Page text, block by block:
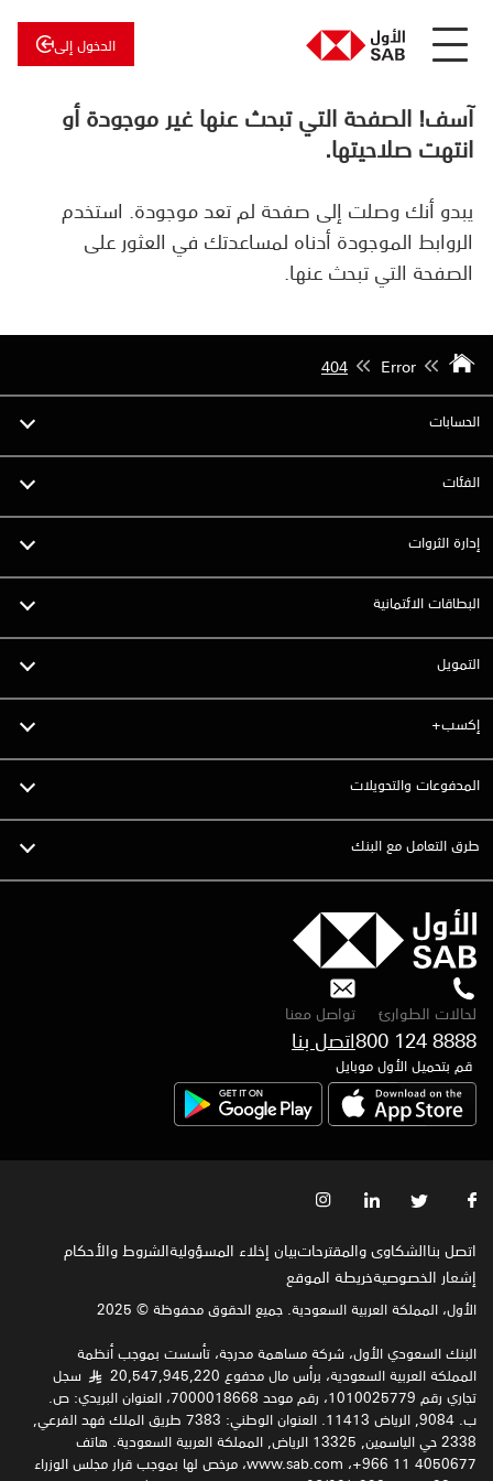
الدخول إلى
عن
الأول
الأول
للاستثمار
آسف! الصفحة التي تبحث عنها غير موجودة أو
انتهت صلاحيتها.
يبدو أنك وصلت إلى صفحة لم تعد موجودة. استخدم
الروابط الموجودة أدناه لمساعدتك في العثور على
الصفحة التي تبحث عنها.
Error
404
الحسابات
الفئات
إدارة الثروات
البطاقات الائتمانية
التمويل
إكسب+
المدفوعات والتحويلات
طرق التعامل مع البنك
لحالات الطوارئ
800 124 8888
تواصل معنا
اتصل بنا
قم بتحميل الأول موبايل
اتصل بناالشكاوى والمقترحاتبيان إخلاء المسؤوليةالشروط والأحكام
إشعار الخصوصية‍خريطة الموقع
الأول، المملكة العربية السعودية. جميع الحقوق محفوظة © 2025
البنك السعودي الأول، شركة مساهمة مدرجة، تأسست بموجب أنظمة
المملكة العربية السعودية، برأس مال مدفوع 20,547,945,220
§
سجل
تجاري رقم 1010025779، رقم موحد 7000018668، العنوان البريدي: ص.
ب. 9084, الرياض 11413. العنوان الوطني: 7383 طريق الملك فهد الفرعي,
2338 حي الياسمين, 13325 الرياض, المملكة العربية السعودية. هاتف
4050677 11 966+، www.sab.com، مرخص لها بموجب قرار مجلس الوزراء